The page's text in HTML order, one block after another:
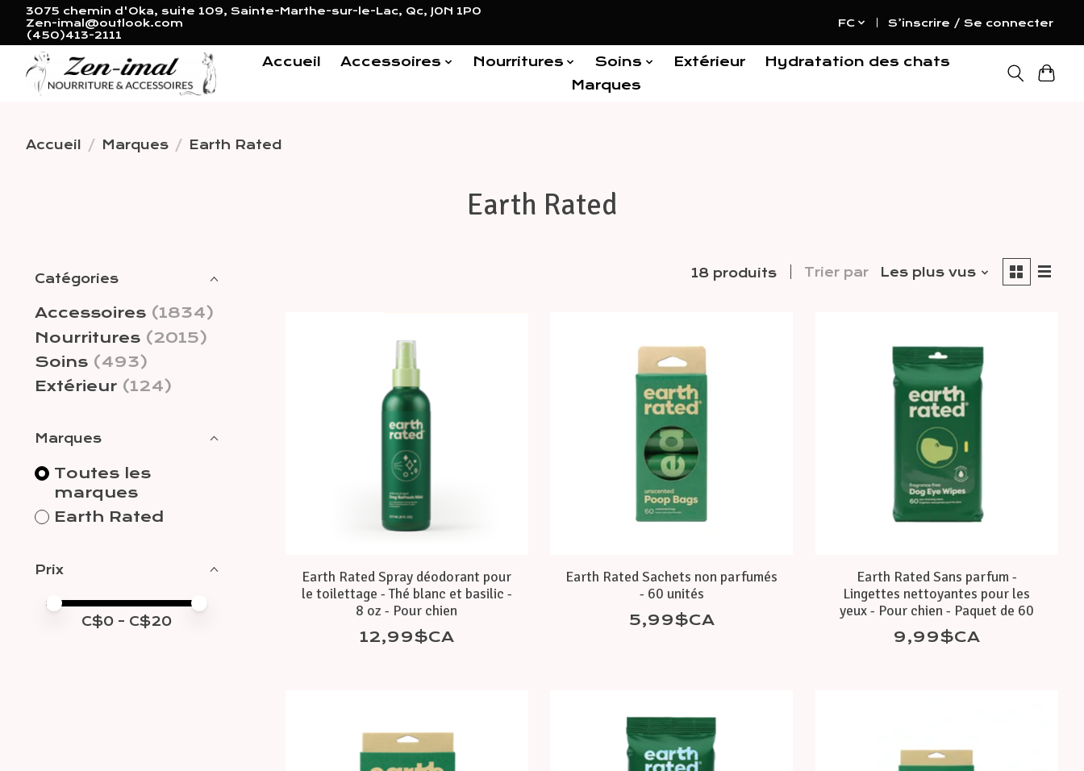
3075 chemin d'Oka, suite 109, Sainte-Marthe-sur-le-Lac, Qc, J0N 1P0
Zen-imal@outlook.com
(450)413-2111
FC S’inscrire / Se connecter
Accueil Accessoires Nourritures Soins Extérieur
Hydratation des chats
Marques
Accueil / Marques / Earth Rated
Earth Rated
Catégories
Accessoires (1834)
Nourritures (2015)
Soins (493)
Extérieur (124)
Marques
Toutes les
marques
Earth Rated
Prix
Prix minimum
Price maximum value
C$0 - C$20
18 produits Trier par Les plus vus
Earth Rated Spray déodorant pour
le toilettage - Thé blanc et basilic -
8 oz - Pour chien
12,99$CA
Earth Rated Sachets non parfumés
- 60 unités
5,99$CA
Earth Rated Sans parfum -
Lingettes nettoyantes pour les
yeux - Pour chien - Paquet de 60
9,99$CA